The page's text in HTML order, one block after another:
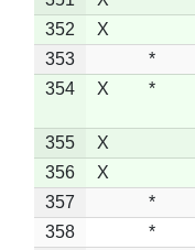
352
X
353
*
354
X *
355 X
356
X
357
*
358
*